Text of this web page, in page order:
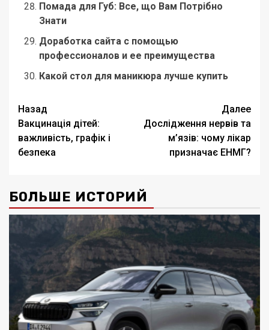
Помада для Губ: Все, що Вам Потрібно
Знати
Доработка сайта с помощью
профессионалов и ее преимущества
Какой стол для маникюра лучше купить
Навигация
записи
Назад
Вакцинація дітей:
важливість, графік і
безпека
Далее
Дослідження нервів та
м’язів: чому лікар
призначає ЕНМГ?
БОЛЬШЕ ИСТОРИЙ